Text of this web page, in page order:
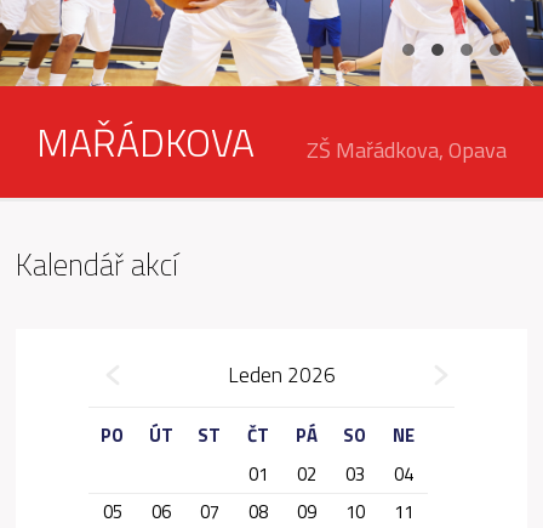
MAŘÁDKOVA ZŠ Mařádkova, Opava
Kalendář akcí
Leden 2026
PO ÚT ST ČT PÁ SO
NE
01
02 03
04
05
06 07 08 09 10
11